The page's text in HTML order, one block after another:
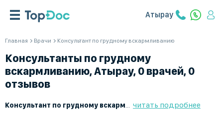
Атырау
Главная Врачи Консультант по грудному вскармливанию
Консультанты по грудному
вскармливанию, Атырау, 0 врачей, 0
отзывов
– это специалист,
читать подробнее